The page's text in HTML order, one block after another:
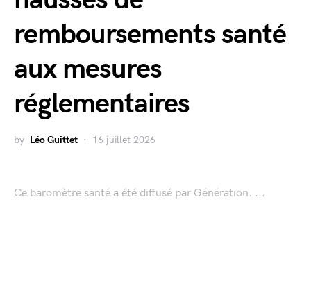
remboursements santé
aux mesures
réglementaires
by Léo Guittet 16 juillet 2026
Ce baromètre santé a été diffusé par Génération. ...